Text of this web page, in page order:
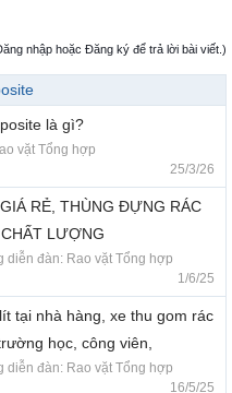
nhập hoặc Đăng ký để trả lời bài viết.)
là gì?
vặt Tổng hợp
25/3/26
RẺ, THÙNG ĐỰNG RÁC
LƯỢNG
diễn đàn: Rao vặt Tổng hợp
1/6/25
tại nhà hàng, xe thu gom rác
học, công viên,
diễn đàn: Rao vặt Tổng hợp
16/5/25